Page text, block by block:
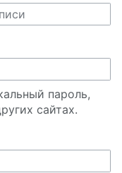
пароль,
сайтах.